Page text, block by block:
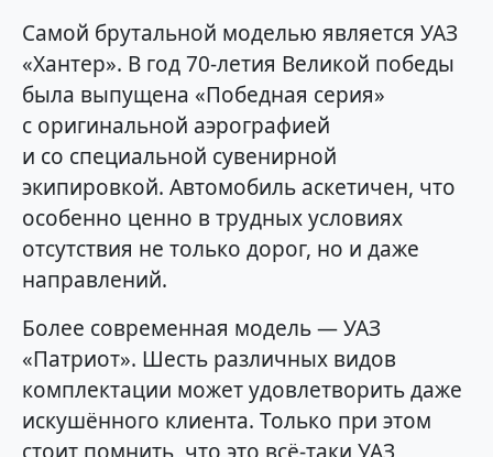
Самой брутальной моделью является УАЗ
«Хантер». В год 70-летия Великой победы
была выпущена «Победная серия»
с оригинальной аэрографией
и со специальной сувенирной
экипировкой. Автомобиль аскетичен, что
особенно ценно в трудных условиях
отсутствия не только дорог, но и даже
направлений.
Более современная модель — УАЗ
«Патриот». Шесть различных видов
комплектации может удовлетворить даже
искушённого клиента. Только при этом